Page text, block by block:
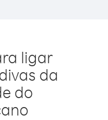
ligar
da
do